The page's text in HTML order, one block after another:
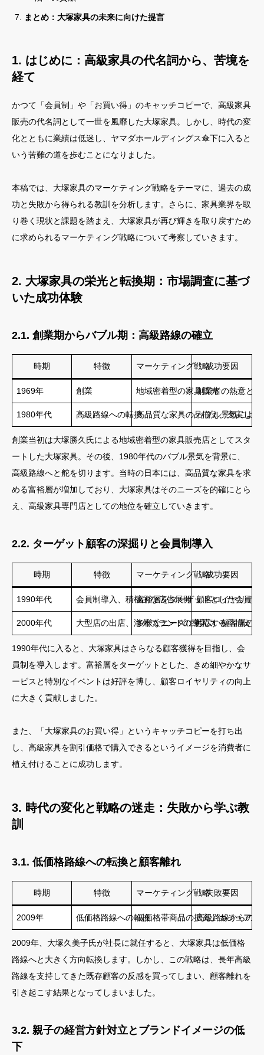
まとめ：大塚家具の未来に向けた提言
1. はじめに：高級家具の代名詞から、苦境を
経て
かつて「会員制」や「お買い得」のキャッチコピーで、高級家具
販売の代名詞として一世を風靡した大塚家具。しかし、時代の変
化とともに業績は低迷し、ヤマダホールディングス傘下に入ると
いう苦難の道を歩むことになりました。
本稿では、大塚家具のマーケティング戦略をテーマに、過去の成
功と失敗から得られる教訓を分析します。さらに、家具業界を取
り巻く現状と課題を踏まえ、大塚家具が再び輝きを取り戻すため
に求められるマーケティング戦略について考察していきます。
2. 大塚家具の栄光と転換期：市場調査に基づ
いた成功体験
2.1. 創業期からバブル期：高級路線の確立
時期 特徴 マーケティング戦略成功要因
1969年 創業 地域密着型の家具販売創業者の熱意と
1980年代 高級路線への転換高品質な家具の品揃え、充実した
バブル景気によ
創業当初は大塚勝久氏による地域密着型の家具販売店としてスタ
ートした大塚家具。その後、1980年代のバブル景気を背景に、
高級路線へと舵を切ります。当時の日本には、高品質な家具を求
める富裕層が増加しており、大塚家具はそのニーズを的確にとら
え、高級家具専門店としての地位を確立していきます。
2.2. ターゲット顧客の深掘りと会員制導入
時期 特徴 マーケティング戦略成功要因
1990年代 会員制導入、積極的な広告展開富裕層をターゲットとした会員
顧客ロイヤリテ
2000年代 大型店の出店、海外ブランドの導入
多様なニーズに対応する品揃え
幅広い顧客層の
1990年代に入ると、大塚家具はさらなる顧客獲得を目指し、会
員制を導入します。富裕層をターゲットとした、きめ細やかなサ
ービスと特別なイベントは好評を博し、顧客ロイヤリティの向上
に大きく貢献しました。
また、「大塚家具のお買い得」というキャッチコピーを打ち出
し、高級家具を割引価格で購入できるというイメージを消費者に
植え付けることに成功します。
3. 時代の変化と戦略の迷走：失敗から学ぶ教
訓
3.1. 低価格路線への転換と顧客離れ
時期 特徴 マーケティング戦略失敗要因
2009年 低価格路線への転換低価格帯商品の拡充、カジュアル
高級路線からの
2009年、大塚久美子氏が社長に就任すると、大塚家具は低価格
路線へと大きく方向転換します。しかし、この戦略は、長年高級
路線を支持してきた既存顧客の反感を買ってしまい、顧客離れを
引き起こす結果となってしまいました。
3.2. 親子の経営方針対立とブランドイメージの低
下